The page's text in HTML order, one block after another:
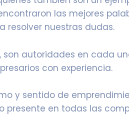
las mejores
resolver nuestras dudas.
son autoridades en cada
con experiencia.
y sentido de
presente en todas las